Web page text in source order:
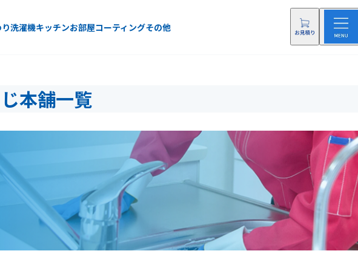
洗濯機キッチンお部屋コーティングその他
本舗一覧